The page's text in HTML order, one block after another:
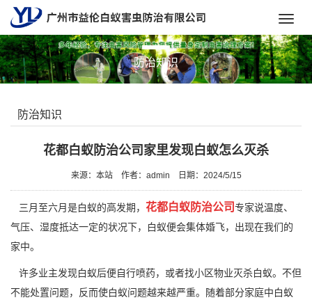
防治知识
防治知识
花都白蚁防治公司家里发现白蚁怎么灭杀
来源：本站 作者：admin 日期：2024/5/15
三月至六月是白蚁的高发期， 花都白蚁防治公司专家说温度、
气压、湿度抵达一定的状况下，白蚁便会集体婚飞，出现在我们的
家中。
许多业主发现白蚁后便自行喷药，或者找小区物业灭杀白蚁。不但
不能处置问题，反而使白蚁问题越来越严重。随着部分家庭中白蚁